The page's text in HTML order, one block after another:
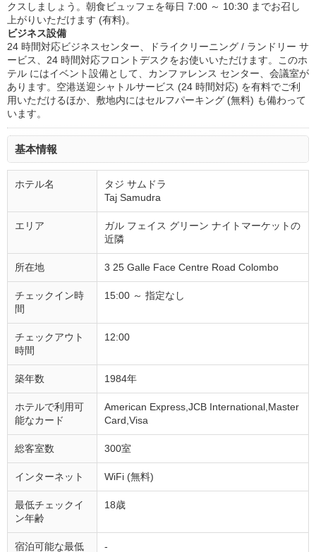
クスしましょう。朝食ビュッフェを毎日 7:00 ～ 10:30 までお召し
上がりいただけます (有料)。
ビジネス設備
24 時間対応ビジネスセンター、ドライクリーニング / ランドリー サ
ービス、24 時間対応フロントデスクをお使いいただけます。このホ
テル にはイベント設備として、カンファレンス センター、会議室が
あります。空港送迎シャトルサービス (24 時間対応) を有料でご利
用いただけるほか、敷地内にはセルフパーキング (無料) も備わって
います。
基本情報
ホテル名
タジ サムドラ
Taj Samudra
エリア
ガル フェイス グリーン ナイトマーケットの
近隣
所在地 3 25 Galle Face Centre Road Colombo
チェックイン時
間
15:00 ～ 指定なし
チェックアウト
時間
12:00
築年数 1984年
ホテルで利用可
能なカード
American Express,JCB International,Master
Card,Visa
総客室数 300室
インターネット WiFi (無料)
最低チェックイ
ン年齢
18歳
宿泊可能な最低 -